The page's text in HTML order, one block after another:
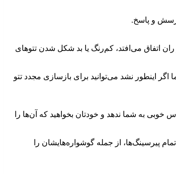
و پاسخ.
اتفاق می‌افتد، کم‌رنگ یا بد شکل شدن تتوهای
اینطور نشد می‌توانید برای بازسازی مجدد تتو
به شما ندهد و خودتان بخواهید که آن‌ها را
پیرسینگ‌ها، از جمله گوشواره‌هایشان را